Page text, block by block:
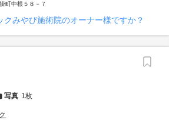
町中根５８－７
クみやび施術院のオーナー様ですか？
写真 1枚